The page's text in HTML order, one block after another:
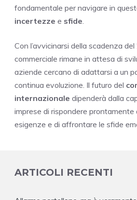
fondamentale per navigare in
incertezze e sfide
Con l’avvicinarsi della scadenza del
commerciale rimane in attesa di
aziende cercano di adattarsi a un
continua evoluzione. Il futuro del
internazionale dipenderà dalla
imprese di rispondere prontamente
esigenze e di affrontare le sfide
ARTICOLI RECENTI